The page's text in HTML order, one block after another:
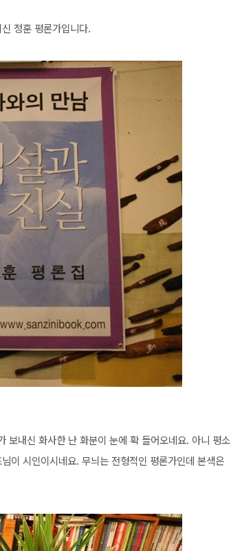
정훈 평론가입니다.
보내신 화사한 난 화분이 눈에 확 들어오네요. 아니 평소
이 시인이시네요. 무늬는 전형적인 평론가인데 본색은